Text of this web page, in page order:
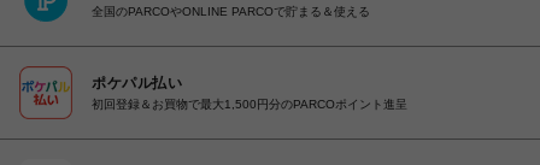
全国のPARCOやONLINE PARCOで貯まる＆使える
ポケパル払い
初回登録＆お買物で最大1,500円分のPARCOポイント進呈